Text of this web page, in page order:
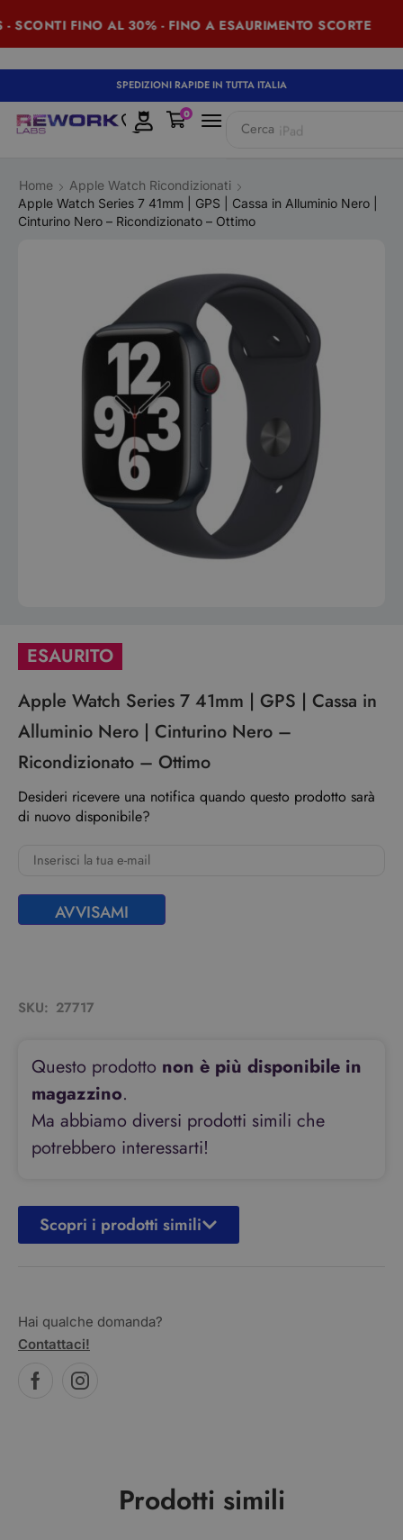
SCONTI FINO AL 30% - FINO A ESAURIMENTO SCORTE
SPEDIZIONI RAPIDE IN TUTTA ITALIA
Cerca iPad
0
Home
Apple Watch Ricondizionati
Apple Watch Series 7 41mm | GPS | Cassa in Alluminio Nero |
Cinturino Nero – Ricondizionato – Ottimo
ESAURITO
Apple Watch Series 7 41mm | GPS | Cassa in
Alluminio Nero | Cinturino Nero –
Ricondizionato – Ottimo
Desideri ricevere una notifica quando questo prodotto sarà
di nuovo disponibile?
AVVISAMI
SKU: 27717
Questo prodotto non è più disponibile in
magazzino.
Ma abbiamo diversi prodotti simili che
potrebbero interessarti!
Scopri i prodotti simili
Hai qualche domanda?
Contattaci!
Prodotti simili